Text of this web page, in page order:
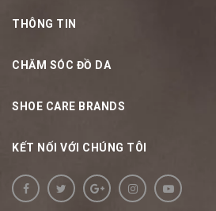
THÔNG TIN
CHĂM SÓC ĐỒ DA
SHOE CARE BRANDS
KẾT NỐI VỚI CHÚNG TÔI